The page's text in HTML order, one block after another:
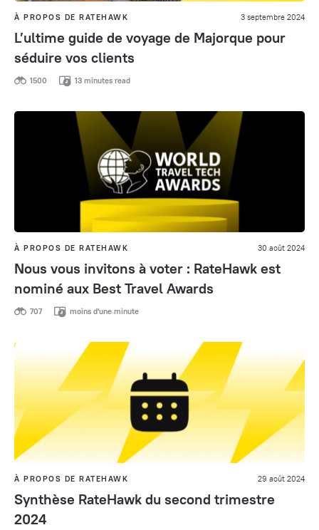
À PROPOS DE RATEHAWK 3 septembre 2024
L’ultime guide de voyage de Majorque pour
séduire vos clients
1500 13 minutes read
À PROPOS DE RATEHAWK 30 août 2024
Nous vous invitons à voter : RateHawk est
nominé aux Best Travel Awards
707 moins d'une minute
À PROPOS DE RATEHAWK 29 août 2024
Synthèse RateHawk du second trimestre
2024